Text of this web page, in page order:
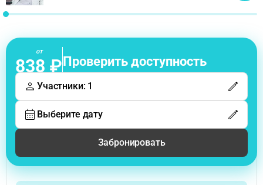
от
838 ₽Проверить доступность
Участники: 1
Выберите дату
Забронировать